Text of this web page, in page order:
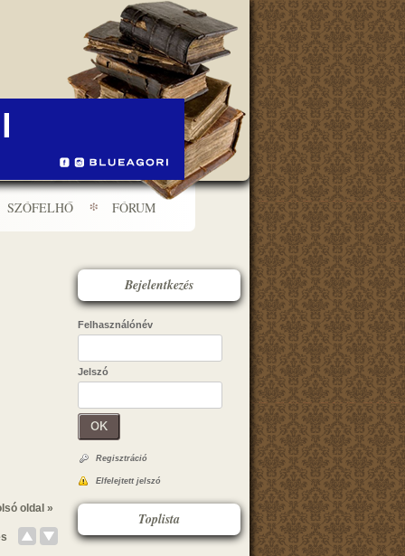
SZÓFELHŐ FÓRUM
oldal »
Bejelentkezés
Felhasználónév
Jelszó
OK
Regisztráció
Elfelejtett jelszó
Toplista